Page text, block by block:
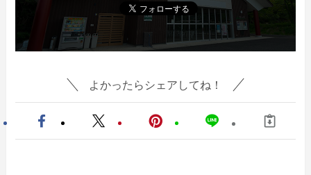
よかったらシェアしてね！